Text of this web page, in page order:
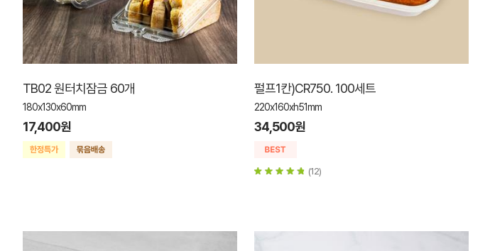
TB02 원터치잠금 60개
180x130x60mm
17,400원
펄프1칸)CR750. 100세트
220x160xh51mm
34,500원
(12)